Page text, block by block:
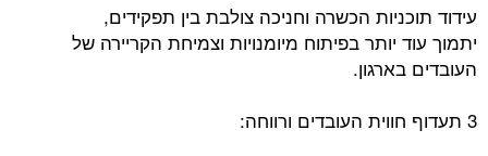
עידוד תוכניות הכשרה וחניכה צולבת בין תפקידים,
יתמוך עוד יותר בפיתוח מיומנויות וצמיחת הקריירה של
העובדים בארגון.
3 תעדוף חווית העובדים ורווחה: